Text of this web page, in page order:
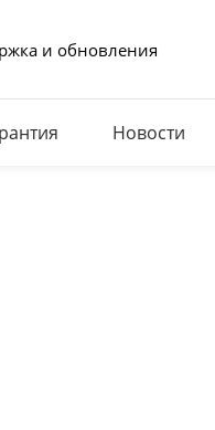
и обновления
Новости